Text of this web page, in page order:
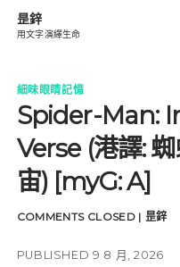
昰鋅
用文字演繹生命
生活碎片
思海沉澱
細味眼睛記憶
細味眼睛記憶
Spider-Man:
Verse (港譯:
宙) [myG: A]
COMMENTS CLOSED | 昰鋅
PUBLISHED 9 8 月, 2026